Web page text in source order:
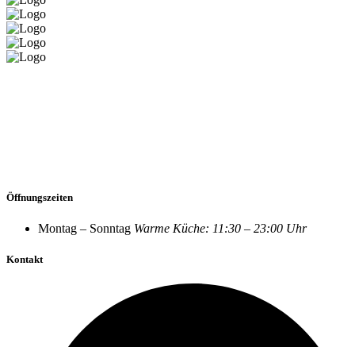
Öffnungszeiten
Montag – Sonntag Warme Küche: 11:30 – 23:00 Uhr
Kontakt